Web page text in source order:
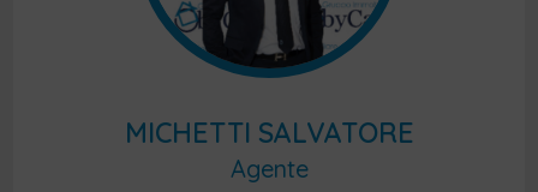
MICHETTI SALVATORE
Agente